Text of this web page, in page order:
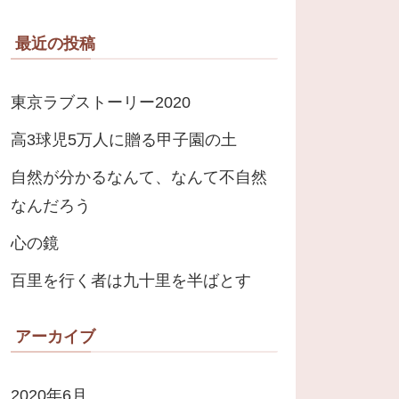
最近の投稿
東京ラブストーリー2020
高3球児5万人に贈る甲子園の土
自然が分かるなんて、なんて不自然
なんだろう
心の鏡
百里を行く者は九十里を半ばとす
アーカイブ
2020年6月